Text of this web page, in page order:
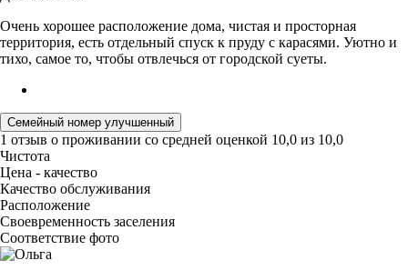
Очень хорошее расположение дома, чистая и просторная
территория, есть отдельный спуск к пруду с карасями. Уютно и
тихо, самое то, чтобы отвлечься от городской суеты.
Семейный номер улучшенный
1 отзыв о проживании со средней оценкой 10,0 из 10,0
Чистота
Цена - качество
Качество обслуживания
Расположение
Своевременность заселения
Соответствие фото